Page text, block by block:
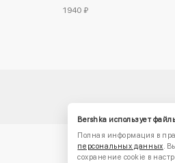
1940 ₽
Bershka использует
Полная информация в
персональных данных.
сохранение cookie в